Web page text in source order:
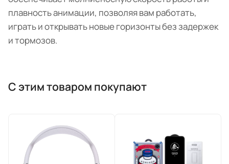
плавность анимации, позволяя вам работать,
играть и открывать новые горизонты без задержек
и тормозов.
С этим товаром покупают